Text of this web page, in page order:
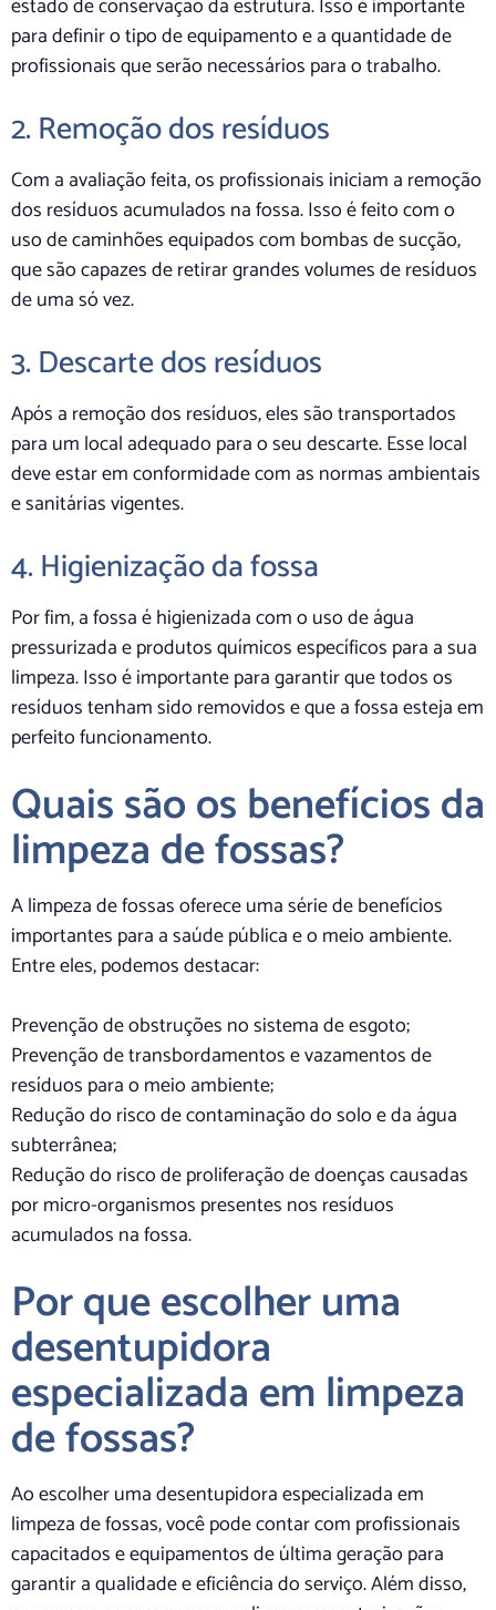
estado de conservação da estrutura. Isso é importante
para definir o tipo de equipamento e a quantidade de
profissionais que serão necessários para o trabalho.
2. Remoção dos resíduos
Com a avaliação feita, os profissionais iniciam a remoção
dos resíduos acumulados na fossa. Isso é feito com o
uso de caminhões equipados com bombas de sucção,
que são capazes de retirar grandes volumes de resíduos
de uma só vez.
3. Descarte dos resíduos
Após a remoção dos resíduos, eles são transportados
para um local adequado para o seu descarte. Esse local
deve estar em conformidade com as normas ambientais
e sanitárias vigentes.
4. Higienização da fossa
Por fim, a fossa é higienizada com o uso de água
pressurizada e produtos químicos específicos para a sua
limpeza. Isso é importante para garantir que todos os
resíduos tenham sido removidos e que a fossa esteja em
perfeito funcionamento.
Quais são os benefícios da
limpeza de fossas?
A limpeza de fossas oferece uma série de benefícios
importantes para a saúde pública e o meio ambiente.
Entre eles, podemos destacar:
Prevenção de obstruções no sistema de esgoto;
Prevenção de transbordamentos e vazamentos de
resíduos para o meio ambiente;
Redução do risco de contaminação do solo e da água
subterrânea;
Redução do risco de proliferação de doenças causadas
por micro-organismos presentes nos resíduos
acumulados na fossa.
Por que escolher uma
desentupidora
especializada em limpeza
de fossas?
Ao escolher uma desentupidora especializada em
limpeza de fossas, você pode contar com profissionais
capacitados e equipamentos de última geração para
garantir a qualidade e eficiência do serviço. Além disso,